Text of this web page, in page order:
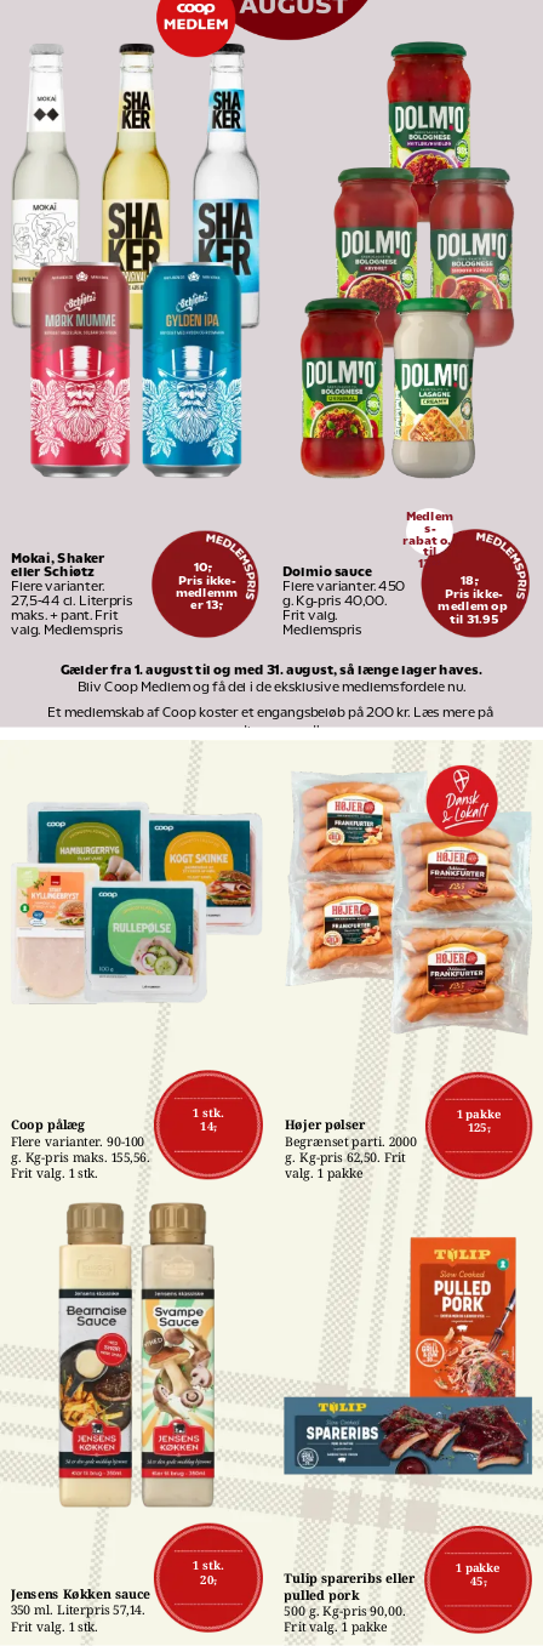
Mokai, Shaker
eller Schiøtz
Flere varianter.
27,5-44 cl. Literpris
maks. + pant. Frit
valg. Medlemspris
10,-
Pris ikke-
medlemm
er 13,-
Dolmio sauce
Flere varianter. 450
g. Kg-pris 40,00.
Frit valg.
Medlemspris
Medlem
s-
rabat op
til
13
18,-
Pris ikke-
medlem op
til 31.95
Gælder fra 1. august til og med 31. august, så længe lager haves.
Bliv Coop Medlem og få del i de eksklusive medlemsfordele nu.
Et medlemskab af Coop koster et engangsbeløb på 200 kr. Læs mere på
medlem.coop.dk
1 stk.
14,-
Coop pålæg
Flere varianter. 90-100
g. Kg-pris maks. 155,56.
Frit valg. 1 stk.
1 pakke
125,-
Højer pølser
Begrænset parti. 2000
g. Kg-pris 62,50. Frit
valg. 1 pakke
1 stk.
20,-
Jensens Køkken sauce
350 ml. Literpris 57,14.
Frit valg. 1 stk.
1 pakke
45,-
Tulip spareribs eller
pulled pork
500 g. Kg-pris 90,00.
Frit valg. 1 pakke